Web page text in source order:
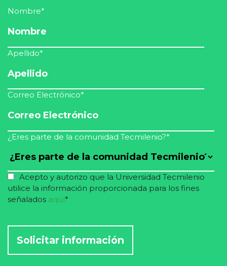
Nombre*
Apellido*
Correo Electrónico*
¿Eres parte de la comunidad Tecmilenio?*
Acepto y autorizo que la Universidad Tecmilenio
utilice la información proporcionada para los fines
señalados aquí*